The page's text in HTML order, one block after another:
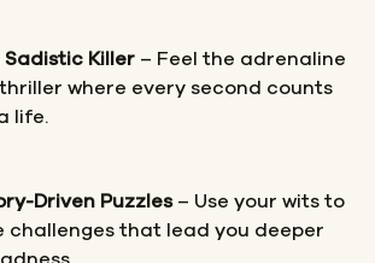
Sadistic Killer – Feel the adrenaline
where every second counts
life.
Driven Puzzles– Use your wits to
challenges that lead you deeper